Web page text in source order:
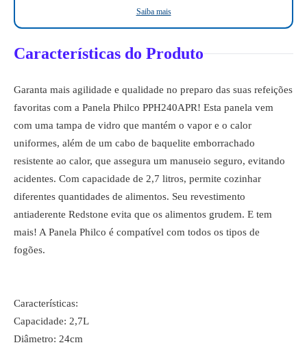
Saiba mais
Características do Produto
Garanta mais agilidade e qualidade no preparo das suas refeições
favoritas com a Panela Philco PPH240APR! Esta panela vem
com uma tampa de vidro que mantém o vapor e o calor
uniformes, além de um cabo de baquelite emborrachado
resistente ao calor, que assegura um manuseio seguro, evitando
acidentes. Com capacidade de 2,7 litros, permite cozinhar
diferentes quantidades de alimentos. Seu revestimento
antiaderente Redstone evita que os alimentos grudem. E tem
mais! A Panela Philco é compatível com todos os tipos de
fogões.
Características:
Capacidade: 2,7L
Diâmetro: 24cm